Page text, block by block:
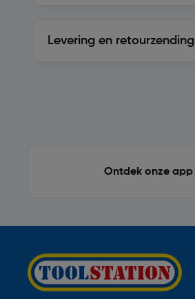
Levering en retourzending
Ontdek onze app